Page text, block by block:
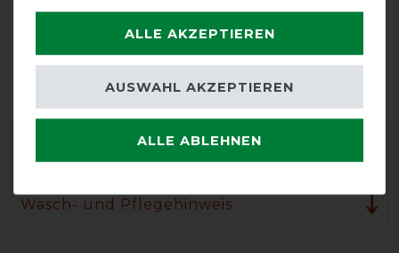
Herstellergarantie
Wasch- und Pflegehinweis
ALLE AKZEPTIEREN
ALLE ABLEHNEN
AUSWAHL AKZEPTIEREN